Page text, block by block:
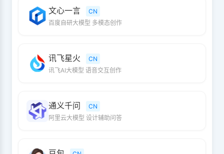
文心一言
CN
百度自研大模型 多模态创作
讯飞星火
CN
讯飞AI大模型 语音交互创作
通义千问
CN
阿里云大模型 设计辅助问答